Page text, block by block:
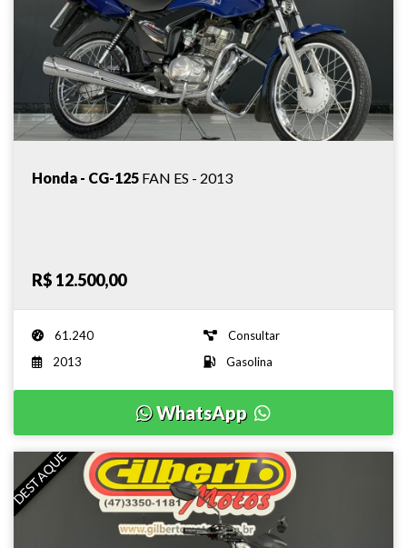
Honda - CG-125 FAN ES - 2013
R$ 12.500,00
61.240
Consultar
2013
Gasolina
WhatsApp
DESTAQUE